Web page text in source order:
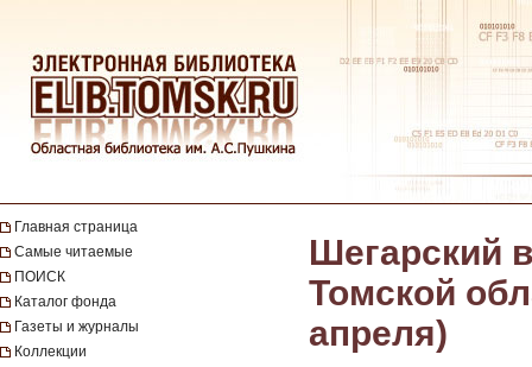
Главная страница
Самые читаемые
ПОИСК
Каталог фонда
Газеты и журналы
Коллекции
Шегарский
Томской
апреля)